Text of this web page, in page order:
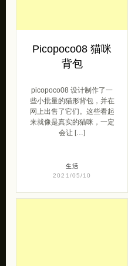
Picopoco08 猫咪
背包
picopoco08 设计制作了一
些小批量的猫形背包，并在
网上出售了它们。这些看起
来就像是真实的猫咪，一定
会让 […]
生活
2021/05/10